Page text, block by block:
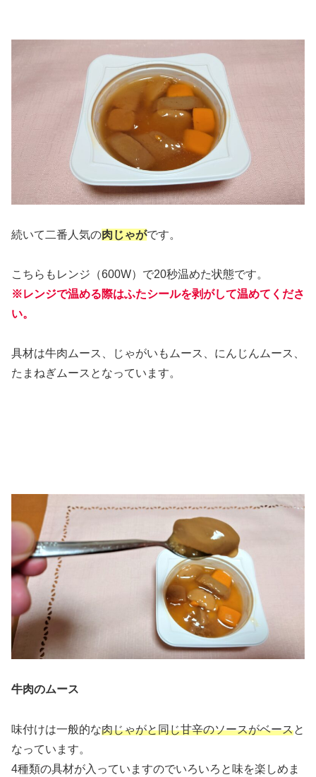
続いて二番人気の肉じゃがです。
こちらもレンジ（600W）で20秒温めた状態です。
※レンジで温める際はふたシールを剥がして温めてくださ
い。
具材は牛肉ムース、じゃがいもムース、にんじんムース、
たまねぎムースとなっています。
牛肉のムース
味付けは一般的な肉じゃがと同じ甘辛のソースがベースと
なっています。
4種類の具材が入っていますのでいろいろと味を楽しめま